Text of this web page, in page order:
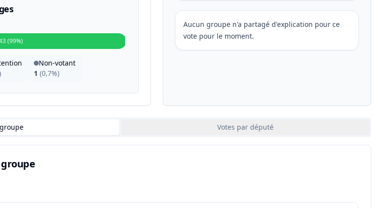
(99%)
Non-votant
1 (0,7%)
Aucun groupe n'a partagé d'explication pour ce
vote pour le moment.
Votes par député